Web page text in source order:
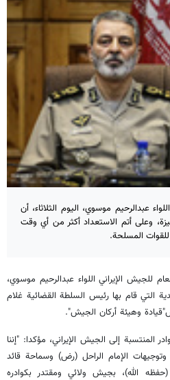
عبدالرحيم موسوي، اليوم الثلاثاء، أن
وعلى أتم الاستعداد أكثر من أي وقت
المسلحة.
للجيش الإيراني اللواء عبدالرحيم موسوي،
التي قام بها رئيس السلطة القضائية غلام
وهيئة أركان الجيش".
المنتسبة إلى الجيش الإيراني، مؤكدا: "إننا
وتوجيهات الإمام الراحل (رض) وسماحة قائد
(حفظه الله)، بجيش ولائي ومقتدر بكوادره